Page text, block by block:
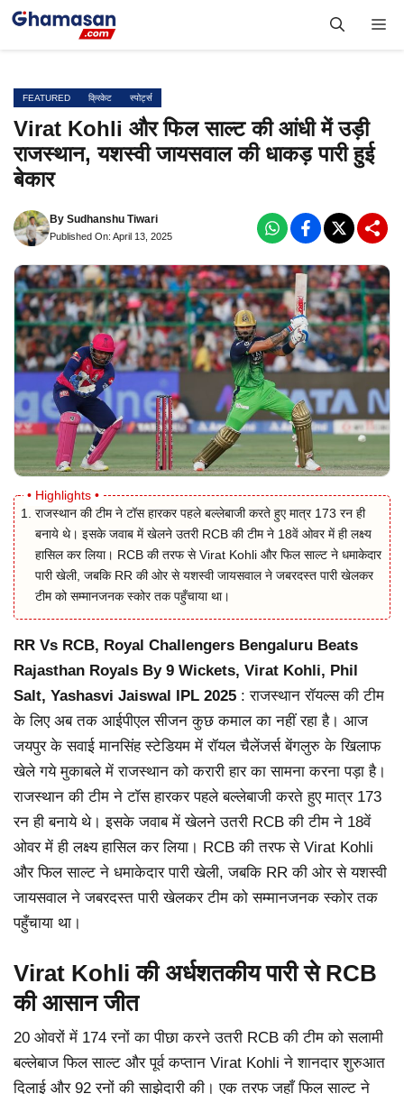
Skip
FEATURED क्रिकेट स्पोर्ट्स
Virat Kohli और फिल साल्ट की आंधी में उड़ी
राजस्थान, यशस्वी जायसवाल की धाकड़ पारी हुई
बेकार
By Sudhanshu Tiwari
Published On: April 13, 2025
राजस्थान की टीम ने टॉस हारकर पहले बल्लेबाजी करते हुए मात्र 173 रन ही
बनाये थे। इसके जवाब में खेलने उतरी RCB की टीम ने 18वें ओवर में ही लक्ष्य
हासिल कर लिया। RCB की तरफ से Virat Kohli और फिल साल्ट ने धमाकेदार
पारी खेली, जबकि RR की ओर से यशस्वी जायसवाल ने जबरदस्त पारी खेलकर
टीम को सम्मानजनक स्कोर तक पहुँचाया था।
RR Vs RCB, Royal Challengers Bengaluru Beats
Rajasthan Royals By 9 Wickets, Virat Kohli, Phil
Salt, Yashasvi Jaiswal IPL 2025 : राजस्थान रॉयल्स की टीम
के लिए अब तक आईपीएल सीजन कुछ कमाल का नहीं रहा है। आज
जयपुर के सवाई मानसिंह स्टेडियम में रॉयल चैलेंजर्स बेंगलुरु के खिलाफ
खेले गये मुकाबले में राजस्थान को करारी हार का सामना करना पड़ा है।
राजस्थान की टीम ने टॉस हारकर पहले बल्लेबाजी करते हुए मात्र 173
रन ही बनाये थे। इसके जवाब में खेलने उतरी RCB की टीम ने 18वें
ओवर में ही लक्ष्य हासिल कर लिया। RCB की तरफ से Virat Kohli
और फिल साल्ट ने धमाकेदार पारी खेली, जबकि RR की ओर से यशस्वी
जायसवाल ने जबरदस्त पारी खेलकर टीम को सम्मानजनक स्कोर तक
पहुँचाया था।
Virat Kohli की अर्धशतकीय पारी से RCB
की आसान जीत
20 ओवरों में 174 रनों का पीछा करने उतरी RCB की टीम को सलामी
बल्लेबाज फिल साल्ट और पूर्व कप्तान Virat Kohli ने शानदार शुरुआत
दिलाई और 92 रनों की साझेदारी की। एक तरफ जहाँ फिल साल्ट ने